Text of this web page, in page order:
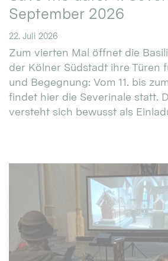
September 2026
22. Juli 2026
Zum vierten Mal öffnet die
der Kölner Südstadt ihre Türen
und Begegnung: Vom 11. bis
findet hier die Severinale statt.
versteht sich bewusst als